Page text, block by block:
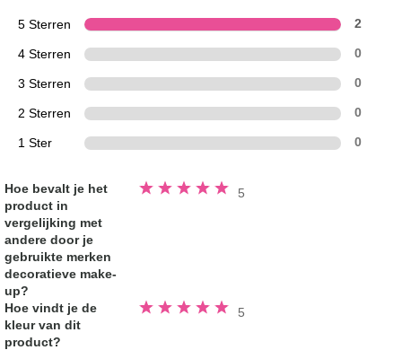
5 Sterren 2
4 Sterren 0
3 Sterren 0
2 Sterren 0
1 Ster 0
Hoe bevalt je het
product in
vergelijking met
andere door je
gebruikte merken
decoratieve make-
up?
5
Beoordeeld
5.0
Hoe vindt je de
kleur van dit
product?
5
Beoordeeld
5.0